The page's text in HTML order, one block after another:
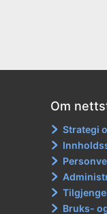
Om
Strategi
Bruks-